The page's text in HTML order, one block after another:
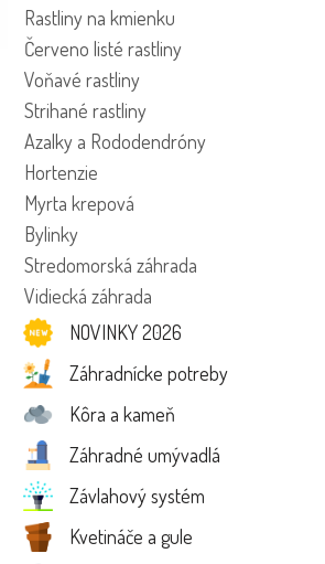
Rastliny na kmienku
Červeno listé rastliny
Voňavé rastliny
Strihané rastliny
Azalky a Rododendróny
Hortenzie
Myrta krepová
Bylinky
Stredomorská záhrada
Vidiecká záhrada
NOVINKY 2026
Záhradnícke potreby
Kôra a kameň
Záhradné umývadlá
Závlahový systém
Kvetináče a gule